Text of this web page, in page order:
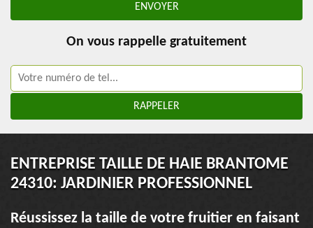
On vous rappelle gratuitement
ENTREPRISE TAILLE DE HAIE BRANTOME
24310: JARDINIER PROFESSIONNEL
Réussissez la taille de votre fruitier en faisant